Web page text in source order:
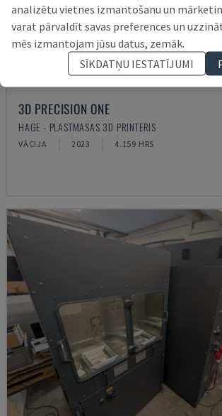
3D PRECISION ONE
HAGE - PLASTMASAS 3D PRINTERIS
VĀCIJA 2023 4.159 HRS
analizētu vietnes izmantošanu un
varat pārvaldīt savas preferences un
mēs izmantojam jūsu datus, zemāk.
SĪKDATŅU IESTATĪJUMI